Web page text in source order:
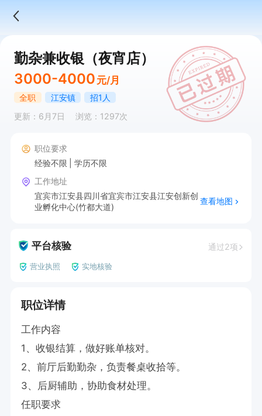
勤杂兼收银（夜宵店）
3000-4000 元/月
全职 江安镇
招1人
更新：6月7日
浏览：1297次
职位要求
经验不限
学历不限
工作地址
宜宾市江安县四川省宜宾市江安县江安创新创
业孵化中心(竹都大道)
查看地图
平台核验 通过2项
营业执照 实地核验
职位详情
工作内容
1、收银结算，做好账单核对。
2、前厅后勤勤杂，负责餐桌收拾等。
3、后厨辅助，协助食材处理。
任职要求